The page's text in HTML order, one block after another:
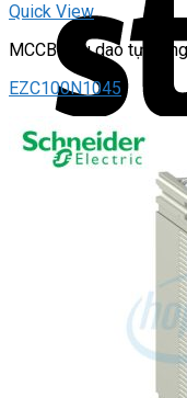
Quick View
MCCB Cầu dao tự
EZC100N1045